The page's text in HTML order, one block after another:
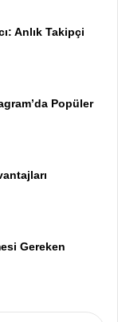
Anlık Takipçi
Popüler
Gereken